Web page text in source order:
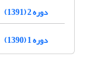
دوره 2 (1391)
دوره 1 (1390)